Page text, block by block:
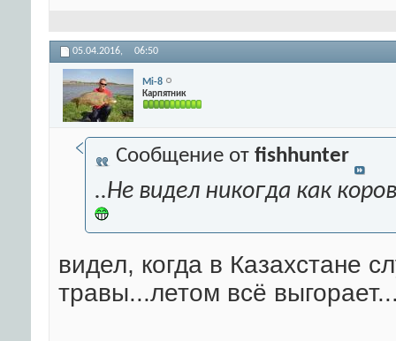
05.04.2016, 06:50
Mi-8
Карпятник
Сообщение от fishhunter
..Не видел никогда как
видел, когда в Казахстане
травы...летом всё